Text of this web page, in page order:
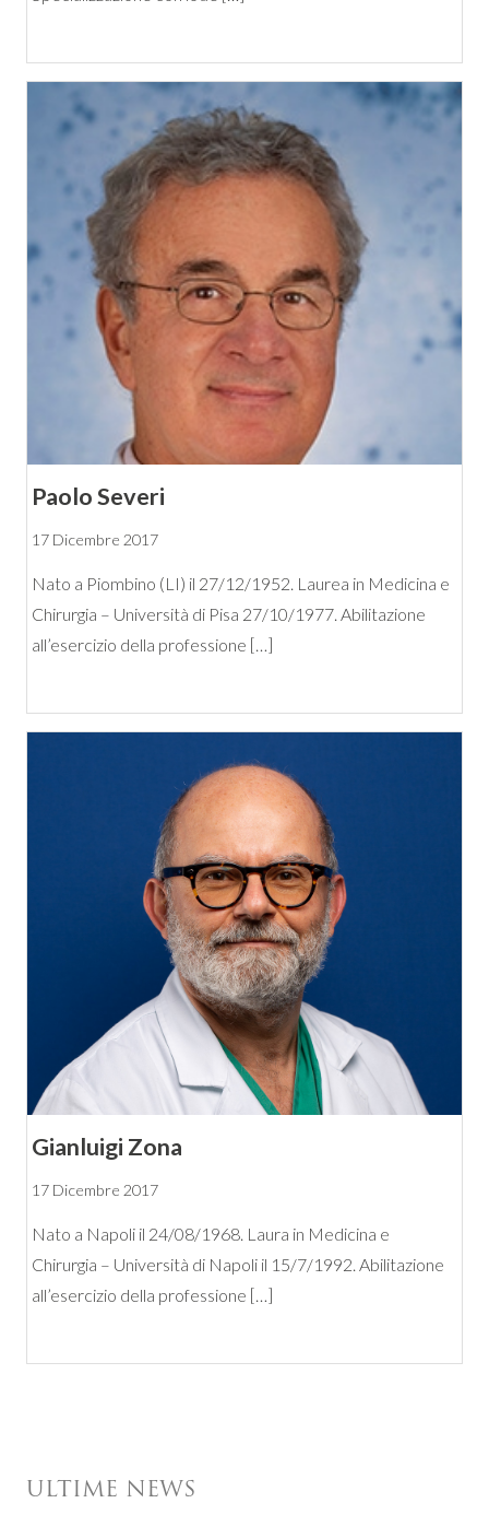
Paolo Severi
17 Dicembre 2017
Nato a Piombino (LI) il 27/12/1952. Laurea in Medicina e
Chirurgia – Università di Pisa 27/10/1977. Abilitazione
all’esercizio della professione […]
Gianluigi Zona
17 Dicembre 2017
Nato a Napoli il 24/08/1968. Laura in Medicina e
Chirurgia – Università di Napoli il 15/7/1992. Abilitazione
all’esercizio della professione […]
ULTIME NEWS